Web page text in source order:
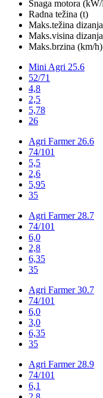
Snaga motora
Radna težina (t)
Maks.težina
Maks.visina
Maks.brzina (km/h)
Mini Agri 25.6
52/71
4,8
2,5
5,78
26
Agri Farmer 26.6
74/101
5,5
2,6
5,95
35
Agri Farmer 28.7
74/101
6,0
2,8
6,35
35
Agri Farmer 30.7
74/101
6,0
3,0
6,35
35
Agri Farmer 28.9
74/101
6,1